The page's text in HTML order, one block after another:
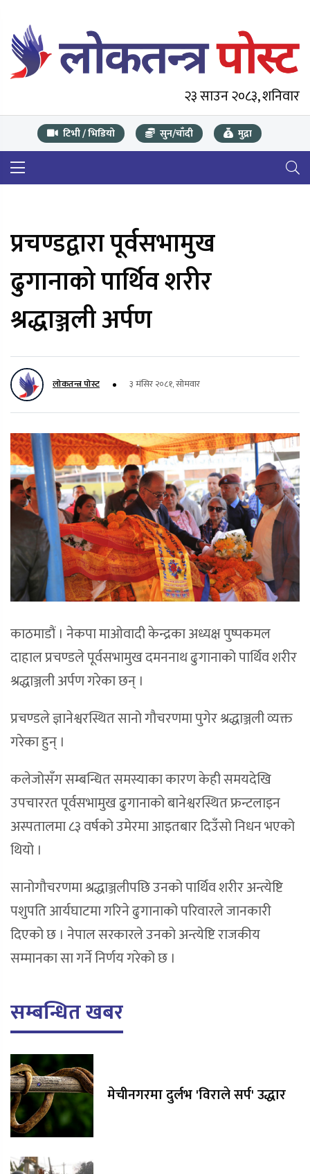
२३ साउन २०८३, शनिवार
टिभी / भिडियो सुन/चाँदी मुद्रा
प्रचण्डद्वारा पूर्वसभामुख
ढुगानाको पार्थिव शरीर
श्रद्धाञ्जली अर्पण
लोकतन्त्र पोस्ट ३ मंसिर २०८१, सोमवार
काठमाडौं । नेकपा माओवादी केन्द्रका अध्यक्ष पुष्पकमल
दाहाल प्रचण्डले पूर्वसभामुख दमननाथ ढुगानाको पार्थिव शरीर
श्रद्धाञ्जली अर्पण गरेका छन् ।
प्रचण्डले ज्ञानेश्वरस्थित सानो गौचरणमा पुगेर श्रद्धाञ्जली व्यक्त
गरेका हुन् ।
कलेजोसँग सम्बन्धित समस्याका कारण केही समयदेखि
उपचाररत पूर्वसभामुख ढुगानाको बानेश्वरस्थित फ्रन्टलाइन
अस्पतालमा ८३ वर्षको उमेरमा आइतबार दिउँसो निधन भएको
थियो ।
सानोगौचरणमा श्रद्धाञ्जलीपछि उनको पार्थिव शरीर अन्त्येष्टि
पशुपति आर्यघाटमा गरिने ढुगानाको परिवारले जानकारी
दिएको छ । नेपाल सरकारले उनको अन्त्येष्टि राजकीय
सम्मानका सा गर्ने निर्णय गरेको छ ।
सम्बन्धित खबर
मेचीनगरमा दुर्लभ 'विराले सर्प' उद्धार